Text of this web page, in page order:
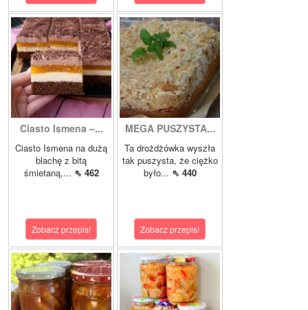
Ciasto Ismena –...
Ciasto Ismena na dużą
blachę z bitą
śmietaną,... ⇖ 462
Zobacz przepis!
MEGA PUSZYSTA...
Ta drożdżówka wyszła
tak puszysta, że ciężko
było... ⇖ 440
Zobacz przepis!